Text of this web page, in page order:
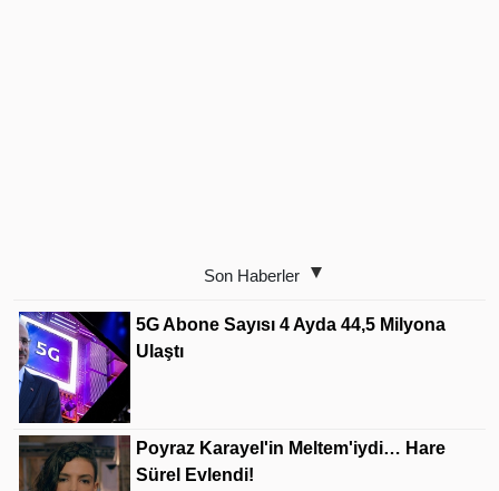
Son Haberler
5G Abone Sayısı 4 Ayda 44,5 Milyona
Ulaştı
Poyraz Karayel'in Meltem'iydi… Hare
Sürel Evlendi!